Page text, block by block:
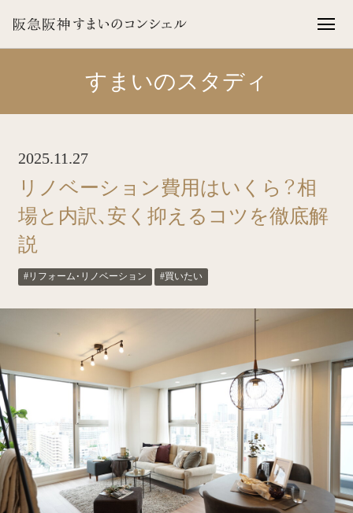
すまいのスタディ
2025.11.27
リノベーション費用はいくら？相
場と内訳、安く抑えるコツを徹底解
説
#リフォーム・リノベーション #買いたい